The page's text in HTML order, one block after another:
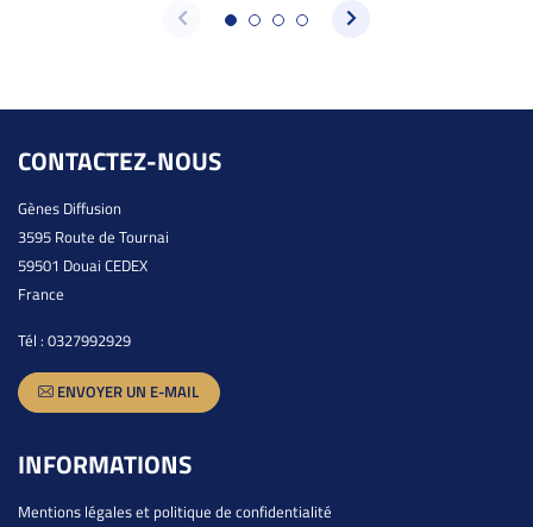
CONTACTEZ-NOUS
Gènes Diffusion
3595 Route de Tournai
59501 Douai CEDEX
France
Tél : 0327992929
ENVOYER UN E-MAIL
INFORMATIONS
Mentions légales et politique de confidentialité